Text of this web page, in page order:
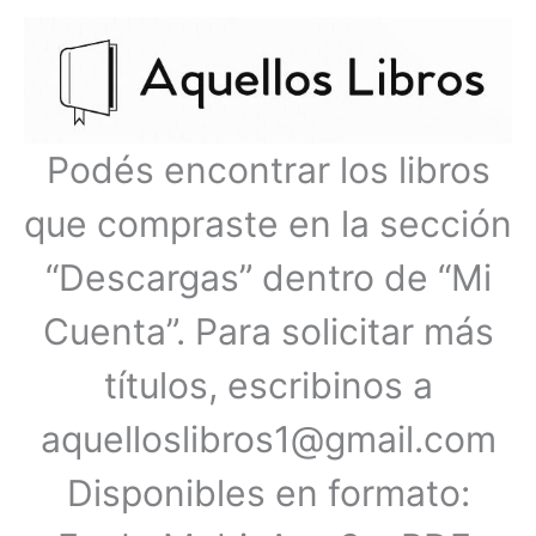
Podés encontrar los libros
que compraste en la sección
“Descargas” dentro de “Mi
Cuenta”. Para solicitar más
títulos, escribinos a
aquelloslibros1@gmail.com
Disponibles en formato:
principal